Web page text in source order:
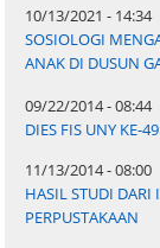
10/13/2021 - 14:34
SOSIOLOGI
ANAK DI DUSUN
09/22/2014 - 08:44
DIES FIS UNY KE-
11/13/2014 - 08:00
HASIL STUDI
PERPUSTAKAAN